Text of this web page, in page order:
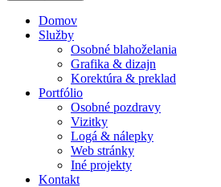
Domov
Služby
Osobné blahoželania
Grafika & dizajn
Korektúra & preklad
Portfólio
Osobné pozdravy
Vizitky
Logá & nálepky
Web stránky
Iné projekty
Kontakt